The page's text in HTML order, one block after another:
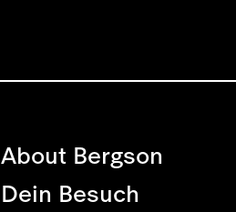
About Bergson
Dein Besuch